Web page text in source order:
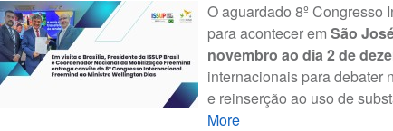
O aguardado 8º Congresso
para acontecer em São
novembro ao dia 2 de
internacionais para debater
e reinserção ao uso de
More